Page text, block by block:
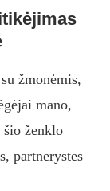
žmonėmis,
mano,
šio ženklo
partnerystes